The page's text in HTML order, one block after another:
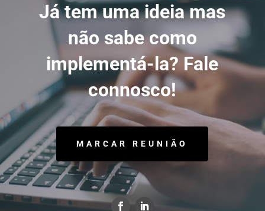
Já tem uma ideia mas
não sabe como
implementá-la? Fale
connosco!
MARCAR REUNIÃO